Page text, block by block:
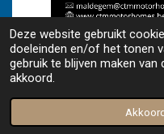
Deze website gebruikt
doeleinden en/of het tonen
gebruik te blijven maken van
akkoord.
© 2018 - 2026